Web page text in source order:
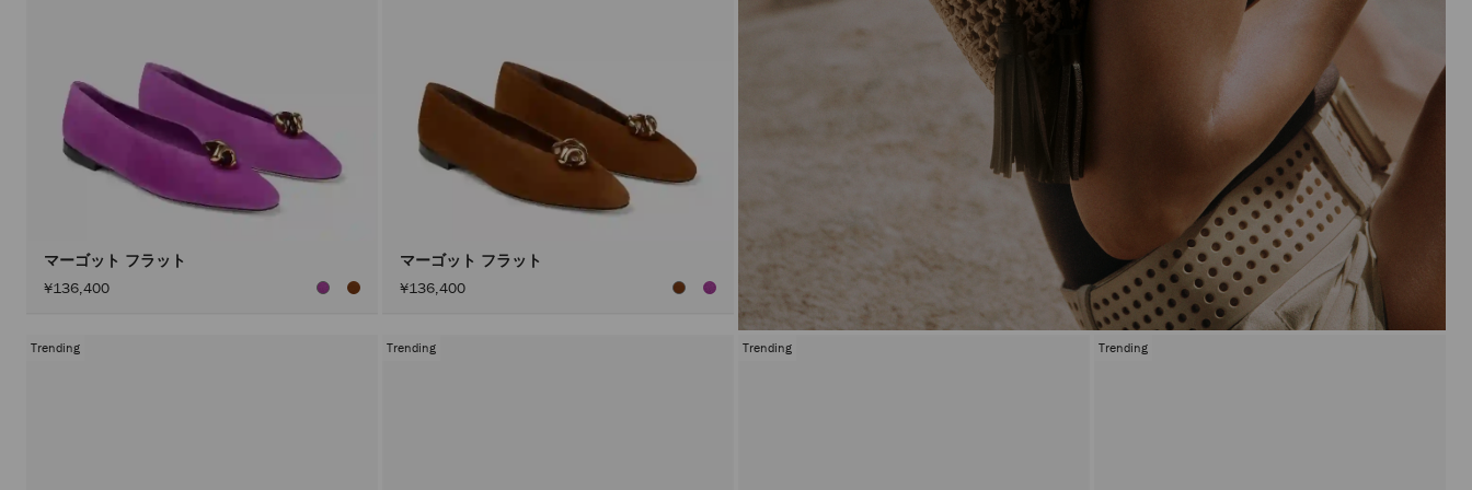
マーゴット フラット
¥136,400
マーゴット フラット
¥136,400
Trending Trending Trending Trending